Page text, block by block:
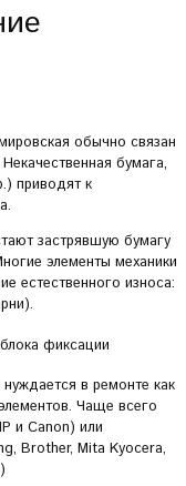
обычно связан
бумага,
приводят к
застрявшую бумагу
элементы механики
естественного износа:
фиксации
в ремонте как
Чаще всего
и Canon) или
Brother, Mita Kyocera,